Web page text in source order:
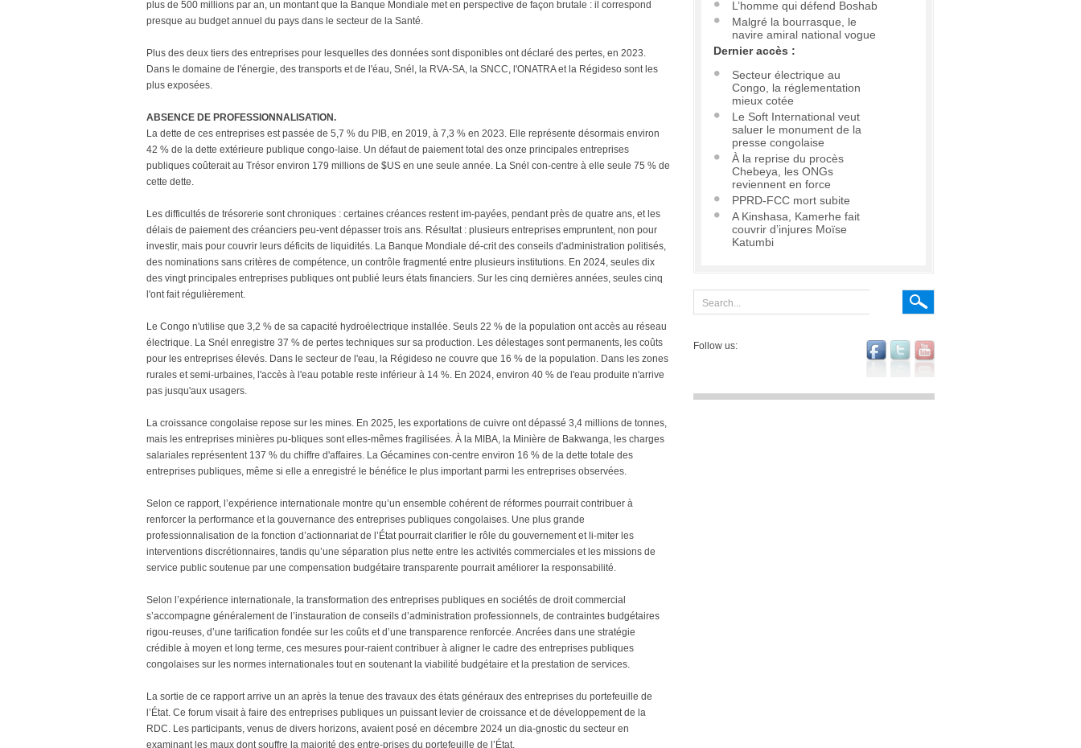
plus de 500 millions par an, un montant que la Banque Mondiale met en perspective de façon brutale : il correspond
presque au budget annuel du pays dans le secteur de la Santé.
Plus des deux tiers des entreprises pour lesquelles des données sont disponibles ont déclaré des pertes, en 2023.
Dans le domaine de l'énergie, des transports et de l'éau, Snél, la RVA-SA, la SNCC, l'ONATRA et la Régideso sont les
plus exposées.
ABSENCE DE PROFESSIONNALISATION.
La dette de ces entreprises est passée de 5,7 % du PIB, en 2019, à 7,3 % en 2023. Elle représente désormais environ
42 % de la dette extérieure publique congo-laise. Un défaut de paiement total des onze principales entreprises
publiques coûterait au Trésor environ 179 millions de $US en une seule année. La Snél con-centre à elle seule 75 % de
cette dette.
Les difficultés de trésorerie sont chroniques : certaines créances restent im-payées, pendant près de quatre ans, et les
délais de paiement des créanciers peu-vent dépasser trois ans. Résultat : plusieurs entreprises empruntent, non pour
investir, mais pour couvrir leurs déficits de liquidités. La Banque Mondiale dé-crit des conseils d'administration politisés,
des nominations sans critères de compétence, un contrôle fragmenté entre plusieurs institutions. En 2024, seules dix
des vingt principales entreprises publiques ont publié leurs états financiers. Sur les cinq dernières années, seules cinq
l'ont fait régulièrement.
Le Congo n'utilise que 3,2 % de sa capacité hydroélectrique installée. Seuls 22 % de la population ont accès au réseau
électrique. La Snél enregistre 37 % de pertes techniques sur sa production. Les délestages sont permanents, les coûts
pour les entreprises élevés. Dans le secteur de l'eau, la Régideso ne couvre que 16 % de la population. Dans les zones
rurales et semi-urbaines, l'accès à l'eau potable reste inférieur à 14 %. En 2024, environ 40 % de l'eau produite n'arrive
pas jusqu'aux usagers.
La croissance congolaise repose sur les mines. En 2025, les exportations de cuivre ont dépassé 3,4 millions de tonnes,
mais les entreprises minières pu-bliques sont elles-mêmes fragilisées. À la MIBA, la Minière de Bakwanga, les charges
salariales représentent 137 % du chiffre d'affaires. La Gécamines con-centre environ 16 % de la dette totale des
entreprises publiques, même si elle a enregistré le bénéfice le plus important parmi les entreprises observées.
Selon ce rapport, l’expérience internationale montre qu’un ensemble cohérent de réformes pourrait contribuer à
renforcer la performance et la gouvernance des entreprises publiques congolaises. Une plus grande
professionnalisation de la fonction d’actionnariat de l’État pourrait clarifier le rôle du gouvernement et li-miter les
interventions discrétionnaires, tandis qu’une séparation plus nette entre les activités commerciales et les missions de
service public soutenue par une compensation budgétaire transparente pourrait améliorer la responsabilité.
Selon l’expérience internationale, la transformation des entreprises publiques en sociétés de droit commercial
s’accompagne généralement de l’instauration de conseils d’administration professionnels, de contraintes budgétaires
rigou-reuses, d’une tarification fondée sur les coûts et d’une transparence renforcée. Ancrées dans une stratégie
crédible à moyen et long terme, ces mesures pour-raient contribuer à aligner le cadre des entreprises publiques
congolaises sur les normes internationales tout en soutenant la viabilité budgétaire et la prestation de services.
La sortie de ce rapport arrive un an après la tenue des travaux des états généraux des entreprises du portefeuille de
l’État. Ce forum visait à faire des entreprises publiques un puissant levier de croissance et de développement de la
RDC. Les participants, venus de divers horizons, avaient posé en décembre 2024 un dia-gnostic du secteur en
examinant les maux dont souffre la majorité des entre-prises du portefeuille de l’État.
L’homme qui défend Boshab
Malgré la bourrasque, le
navire amiral national vogue
Dernier accès :
Secteur électrique au
Congo, la réglementation
mieux cotée
Le Soft International veut
saluer le monument de la
presse congolaise
À la reprise du procès
Chebeya, les ONGs
reviennent en force
PPRD-FCC mort subite
A Kinshasa, Kamerhe fait
couvrir d’injures Moïse
Katumbi
Follow us: